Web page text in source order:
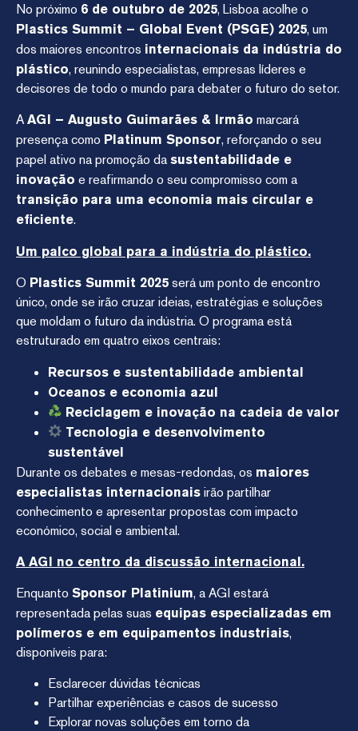
No próximo 6 de outubro de 2025, Lisboa acolhe o
Plastics Summit – Global Event (PSGE) 2025, um
dos maiores encontros internacionais da indústria do
plástico, reunindo especialistas, empresas líderes e
decisores de todo o mundo para debater o futuro do setor.
A AGI – Augusto Guimarães & Irmão marcará
presença como Platinum Sponsor, reforçando o seu
papel ativo na promoção da sustentabilidade e
inovação e reafirmando o seu compromisso com a
transição para uma economia mais circular e
eficiente.
Um palco global para a indústria do plástico.
O Plastics Summit 2025 será um ponto de encontro
único, onde se irão cruzar ideias, estratégias e soluções
que moldam o futuro da indústria. O programa está
estruturado em quatro eixos centrais:
Recursos e sustentabilidade ambiental
Oceanos e economia azul
Reciclagem e inovação na cadeia de valor
Tecnologia e desenvolvimento
sustentável
Durante os debates e mesas-redondas, os maiores
especialistas internacionais irão partilhar
conhecimento e apresentar propostas com impacto
económico, social e ambiental.
A AGI no centro da discussão internacional.
Enquanto Sponsor Platinium, a AGI estará
representada pelas suas equipas especializadas em
polímeros e em equipamentos industriais,
disponíveis para:
Esclarecer dúvidas técnicas
Partilhar experiências e casos de sucesso
Explorar novas soluções em torno da